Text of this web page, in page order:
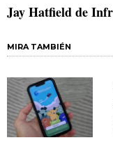
Jay Hatfield de
MIRA TAMBIÉN